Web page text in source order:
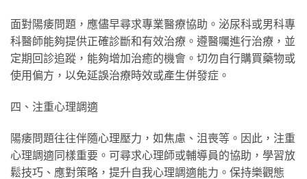
面對陽痿問題，應儘早尋求專業醫療協助。泌尿科或男科專
科醫師能夠提供正確診斷和有效治療。遵醫囑進行治療，並
定期回診追蹤，能夠增加治癒的機會。切勿自行購買藥物或
使用偏方，以免延誤治療時效或產生併發症。
四、注重心理調適
陽痿問題往往伴隨心理壓力，如焦慮、沮喪等。因此，注重
心理調適同樣重要。可尋求心理師或輔導員的協助，學習放
鬆技巧、應對策略，提升自我心理調適能力。保持樂觀態